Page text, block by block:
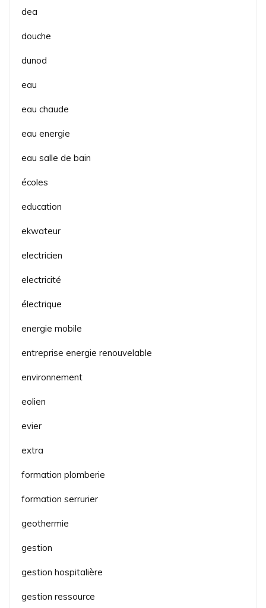
dea
douche
dunod
eau
eau chaude
eau energie
eau salle de bain
écoles
education
ekwateur
electricien
electricité
électrique
energie mobile
entreprise energie renouvelable
environnement
eolien
evier
extra
formation plomberie
formation serrurier
geothermie
gestion
gestion hospitalière
gestion ressource